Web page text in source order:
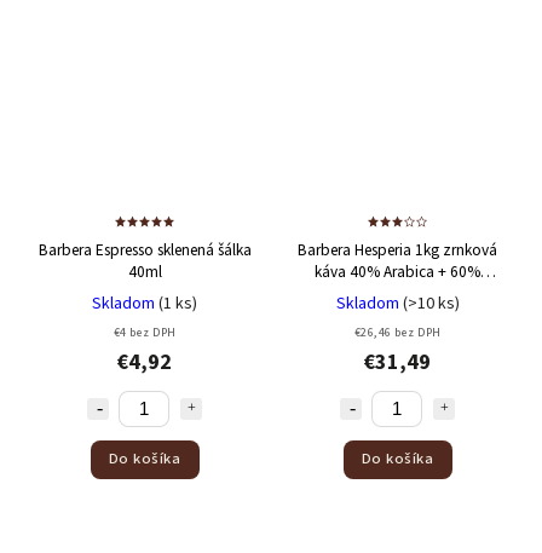
Barbera Espresso sklenená šálka
40ml
Skladom (1 ks)
€4 bez DPH
€4,92
Do košíka
Barbera Hesperia 1kg zrnková
káva 40% Arabica + 60%
Robusta
Skladom (>10 ks)
€26,46 bez DPH
€31,49
Do košíka